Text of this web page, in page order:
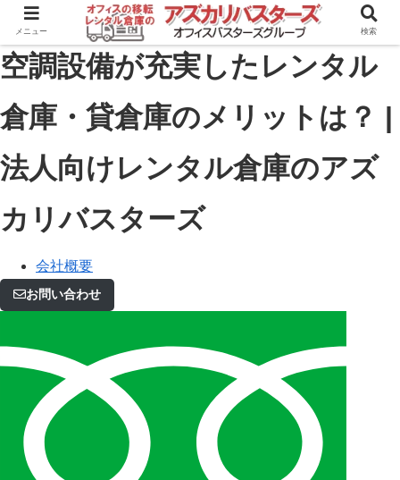
空調設備が充実したレンタル
倉庫・貸倉庫のメリットは？ |
法人向けレンタル倉庫のアズ
カリバスターズ
会社概要
お問い合わせ
メニュー 検索